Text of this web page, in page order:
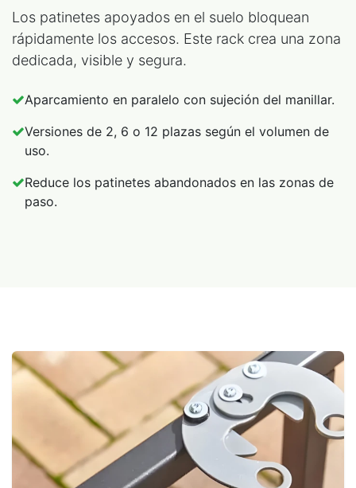
Los patinetes apoyados en el suelo bloquean
rápidamente los accesos. Este rack crea una zona
dedicada, visible y segura.
Aparcamiento en paralelo con sujeción del manillar.
Versiones de 2, 6 o 12 plazas según el volumen de
uso.
Reduce los patinetes abandonados en las zonas de
paso.